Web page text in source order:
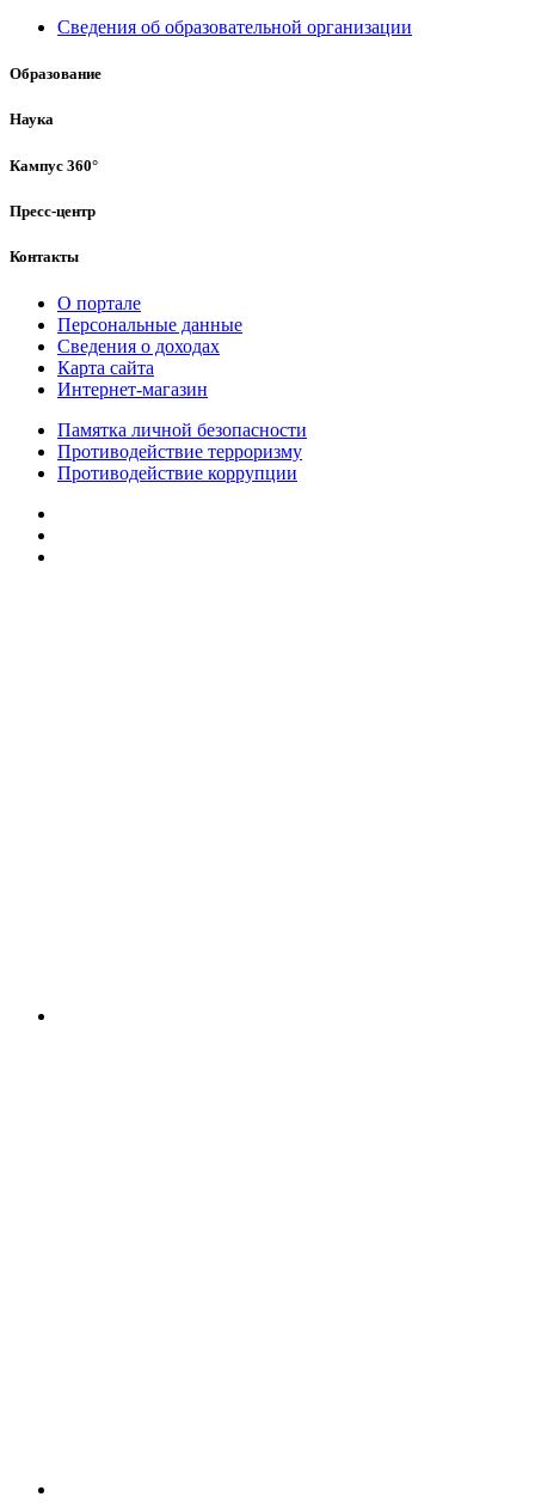
Сведения об образовательной организации
Образование
Наука
Кампус 360°
Пресс-центр
Контакты
О портале
Персональные данные
Сведения о доходах
Карта сайта
Интернет-магазин
Памятка личной безопасности
Противодействие терроризму
Противодействие коррупции